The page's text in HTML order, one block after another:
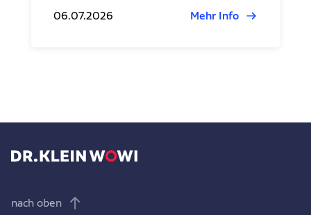
06.07.2026 Mehr Info
nach oben